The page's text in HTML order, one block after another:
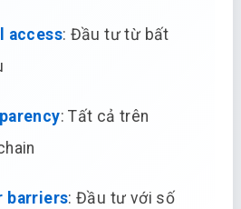
access: Đầu tư từ bất
: Tất cả trên
barriers: Đầu tư với số